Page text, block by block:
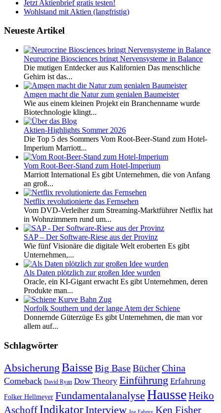
Jetzt Aktienbrief gratis testen!
Wohlstand mit Aktien (langfristig)
Neueste Artikel
Neurocrine Biosciences bringt Nervensysteme in Balance
Die mutigen Entdecker aus Kalifornien Das menschliche
Gehirn ist das...
Amgen macht die Natur zum genialen Baumeister
Wie aus einem kleinen Projekt ein Branchenname wurde
Biotechnologie klingt...
Aktien-Highlights Sommer 2026
Die Top 5 des Sommers Vom Root-Beer-Stand zum Hotel-
Imperium Marriott...
Vom Root-Beer-Stand zum Hotel-Imperium
Marriott International Es gibt Unternehmen, die von Anfang
an groß...
Netflix revolutionierte das Fernsehen
Vom DVD-Verleiher zum Streaming-Marktführer Netflix hat
in Wohnzimmern rund um...
SAP – Der Software-Riese aus der Provinz
Wie fünf Visionäre die digitale Welt eroberten Es gibt
Unternehmen,...
Als Daten plötzlich zur großen Idee wurden
Oracle, ein KI-Gigant erwacht Es gibt Unternehmen, deren
Produkte man...
Norfolk Southern und der lange Atem der Schiene
Donnernde Güterzüge Es gibt Unternehmen, die man vor
allem auf...
Schlagwörter
Absicherung Baisse Big BaseBücherChina
Comeback David Ryan Dow Theory Einführung Erfahrung
Folker Hellmeyer Fundamentalanalyse HausseHeiko
Aschoff IndikatorInterview Joe Fahmy Ken Fisher